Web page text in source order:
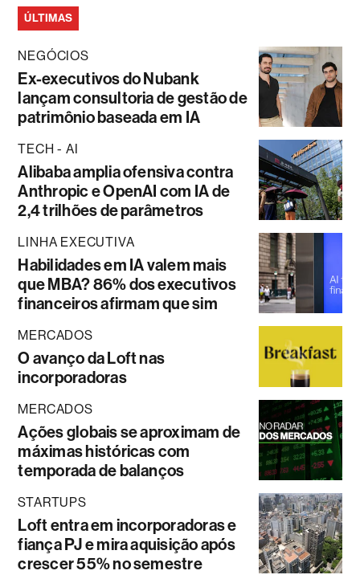
ÚLTIMAS
NEGÓCIOS
Ex-executivos do Nubank
lançam consultoria de gestão de
patrimônio baseada em IA
TECH - AI
Alibaba amplia ofensiva contra
Anthropic e OpenAI com IA de
2,4 trilhões de parâmetros
LINHA EXECUTIVA
Habilidades em IA valem mais
que MBA? 86% dos executivos
financeiros afirmam que sim
MERCADOS
O avanço da Loft nas
incorporadoras
MERCADOS
Ações globais se aproximam de
máximas históricas com
temporada de balanços
STARTUPS
Loft entra em incorporadoras e
fiança PJ e mira aquisição após
crescer 55% no semestre